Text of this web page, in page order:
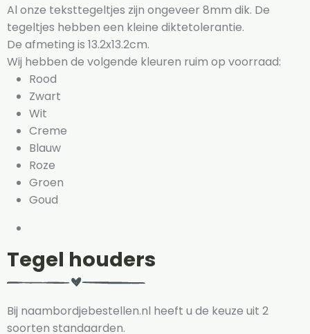
Al onze teksttegeltjes zijn ongeveer 8mm dik. De
tegeltjes hebben een kleine diktetolerantie.
De afmeting is 13.2x13.2cm.
Wij hebben de volgende kleuren ruim op voorraad:
Rood
Zwart
Wit
Creme
Blauw
Roze
Groen
Goud
Tegel houders
Bij naambordjebestellen.nl heeft u de keuze uit 2
soorten standaarden.